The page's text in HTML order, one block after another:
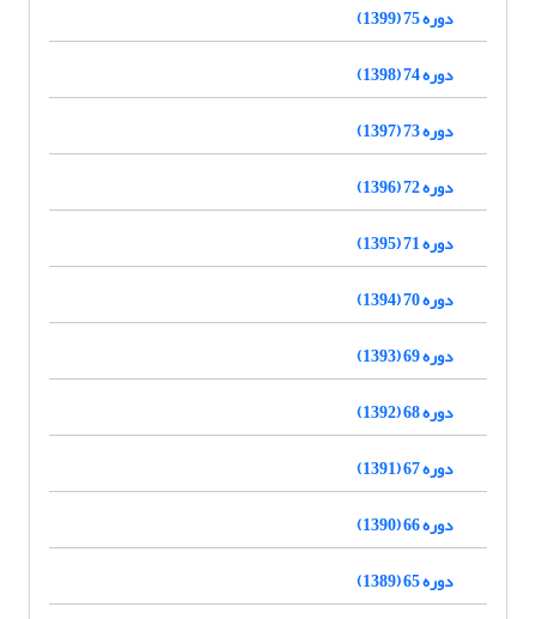
دوره 75 (1399)
دوره 74 (1398)
دوره 73 (1397)
دوره 72 (1396)
دوره 71 (1395)
دوره 70 (1394)
دوره 69 (1393)
دوره 68 (1392)
دوره 67 (1391)
دوره 66 (1390)
دوره 65 (1389)